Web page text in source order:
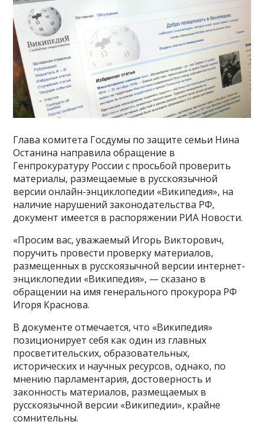
Глава комитета Госдумы по защите семьи Нина
Останина направила обращение в
Генпрокуратуру России с просьбой проверить
материалы, размещаемые в русскоязычной
версии онлайн-энциклопедии «Википедия», на
наличие нарушений законодательства РФ,
документ имеется в распоряжении РИА Новости.
«Просим вас, уважаемый Игорь Викторович,
поручить провести проверку материалов,
размещенных в русскоязычной версии интернет-
энциклопедии «Википедия», — сказано в
обращении на имя генерального прокурора РФ
Игоря Краснова.
В документе отмечается, что «Википедия»
позиционирует себя как один из главных
просветительских, образовательных,
исторических и научных ресурсов, однако, по
мнению парламентария, достоверность и
законность материалов, размещаемых в
русскоязычной версии «Википедии», крайне
сомнительны.